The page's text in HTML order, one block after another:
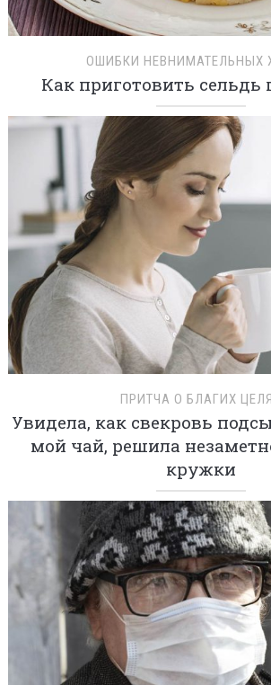
ОШИБКИ НЕВНИМАТЕЛЬНЫХ
Как приготовить
ПРИТЧА О БЛАГИХ
Увидела, как свекровь
мой чай, решила
кружки